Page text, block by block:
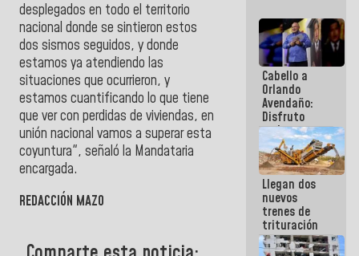
desplegados en todo el territorio
nacional donde se sintieron estos
dos sismos seguidos, y donde
estamos ya atendiendo las
situaciones que ocurrieron, y
estamos cuantificando lo que tiene
que ver con perdidas de viviendas, en
unión nacional vamos a superar esta
coyuntura", señaló la Mandataria
encargada.
REDACCIÓN MAZO
Cabello a
Orlando
Avendaño:
Disfruto
cada vez
que escribes
porque lo
que haces
es
embarrarla
Llegan dos
nuevos
trenes de
trituración
para